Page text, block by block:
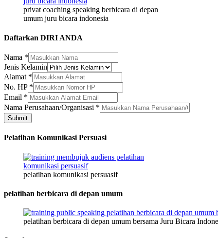
privat coaching speaking berbicara di depan
umum juru bicara indonesia
Daftarkan DIRI ANDA
Nama *
Alamat
Nama
HP
Jenis Kelamin
Alamat *
No. HP *
Email *
Nama Perusahaan/Organisasi *
Submit
Pelatihan Komunikasi Persuasi
pelatihan komunikasi persuasif
pelatihan berbicara di depan umum
pelatihan berbicara di depan umum bersama Juru Bicara